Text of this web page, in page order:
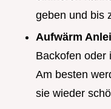
geben und bis
Aufwärm
Backofen oder
Am besten
sie wieder